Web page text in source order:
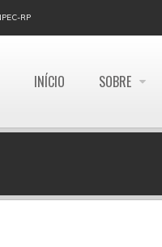
RP
INÍCIO SOBRE